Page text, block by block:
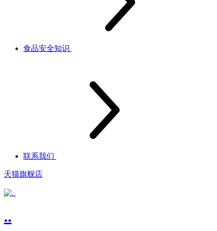
食品安全知识
联系我们
天猫旗舰店
..